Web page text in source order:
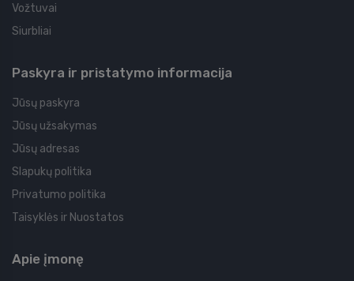
Vožtuvai
Siurbliai
Paskyra ir pristatymo informacija
Jūsų paskyra
Jūsų užsakymas
Jūsų adresas
Slapukų politika
Privatumo politika
Taisyklės ir Nuostatos
Apie įmonę